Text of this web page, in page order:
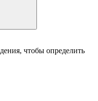
чтобы определить